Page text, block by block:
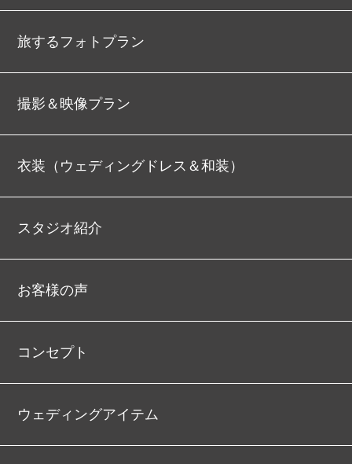
旅するフォトプラン
撮影＆映像プラン
衣装（ウェディングドレス＆和装）
スタジオ紹介
お客様の声
コンセプト
ウェディングアイテム